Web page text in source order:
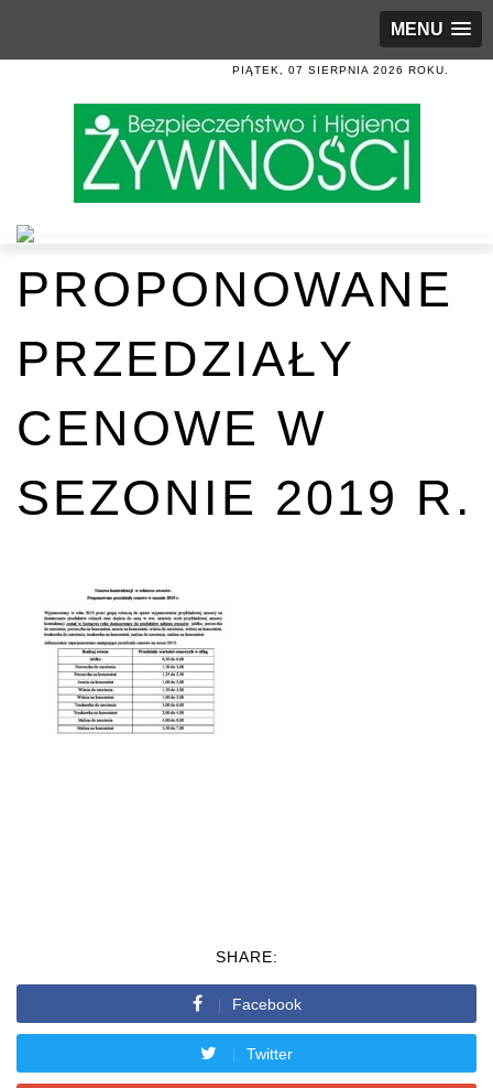
MENU
PIĄTEK, 07 SIERPNIA 2026 ROKU.
PROPONOWANE
PRZEDZIAŁY
CENOWE W
SEZONIE 2019 R.
SHARE:
Facebook
Twitter